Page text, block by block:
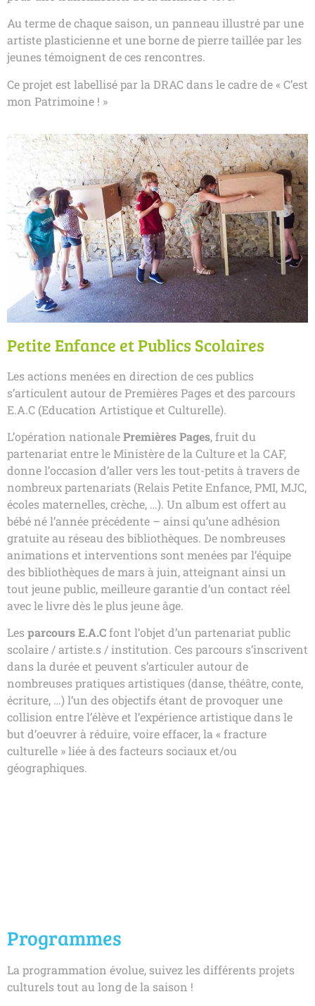
Au terme de chaque saison, un panneau illustré par une
artiste plasticienne et une borne de pierre taillée par les
jeunes témoignent de ces rencontres.
Ce projet est labellisé par la DRAC dans le cadre de « C’est
mon Patrimoine ! »
Petite Enfance et Publics Scolaires
Les actions menées en direction de ces publics
s’articulent autour de Premières Pages et des parcours
E.A.C (Education Artistique et Culturelle).
L’opération nationalePremières Pages, fruit du
partenariat entre le Ministère de la Culture et la CAF,
donne l’occasion d’aller vers les tout-petits à travers de
nombreux partenariats (Relais Petite Enfance, PMI, MJC,
écoles maternelles, crèche, …). Un album est offert au
bébé né l’année précédente – ainsi qu’une adhésion
gratuite au réseau des bibliothèques. De nombreuses
animations et interventions sont menées par l’équipe
des bibliothèques de mars à juin, atteignant ainsi un
tout jeune public, meilleure garantie d’un contact réel
avec le livre dès le plus jeune âge.
Lesparcours E.A.Cfont l’objet d’un partenariat public
scolaire / artiste.s / institution. Ces parcours s’inscrivent
dans la durée et peuvent s’articuler autour de
nombreuses pratiques artistiques (danse, théâtre, conte,
écriture, …) l’un des objectifs étant de provoquer une
collision entre l’élève et l’expérience artistique dans le
but d’oeuvrer à réduire, voire effacer, la « fracture
culturelle » liée à des facteurs sociaux et/ou
géographiques.
Programmes
La programmation évolue, suivez les différents projets
culturels tout au long de la saison !